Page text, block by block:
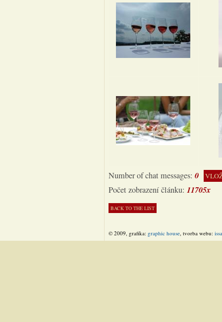
Number of chat messages: 0
Počet zobrazení článku: 11705x
© 2009, grafika: graphic house, tvorba webu: